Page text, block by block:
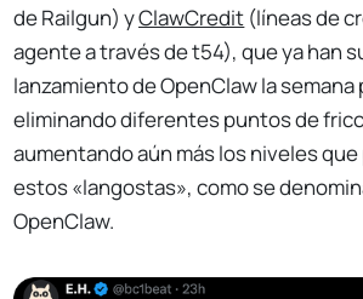
de Railgun) yClawCredit (líneas de
agente a través de t54), que ya han
lanzamiento de OpenClaw la semana
eliminando diferentes puntos de
aumentando aún más los niveles
estos «langostas», como se
OpenClaw.